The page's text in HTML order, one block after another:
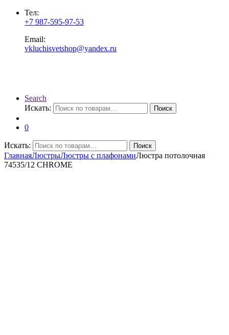
Тел:
+7 987-595-97-53
Email:
vkluchisvetshop@yandex.ru
Search
Искать:
Поиск
0
Искать: Поиск
ГлавнаяЛюстрыЛюстры с плафонамиЛюстра потолочная
74535/12 CHROME